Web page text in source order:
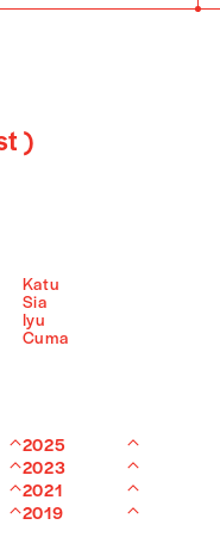
)
Katu
Sia
Iyu
Cuma
2025
2023
2021
2019